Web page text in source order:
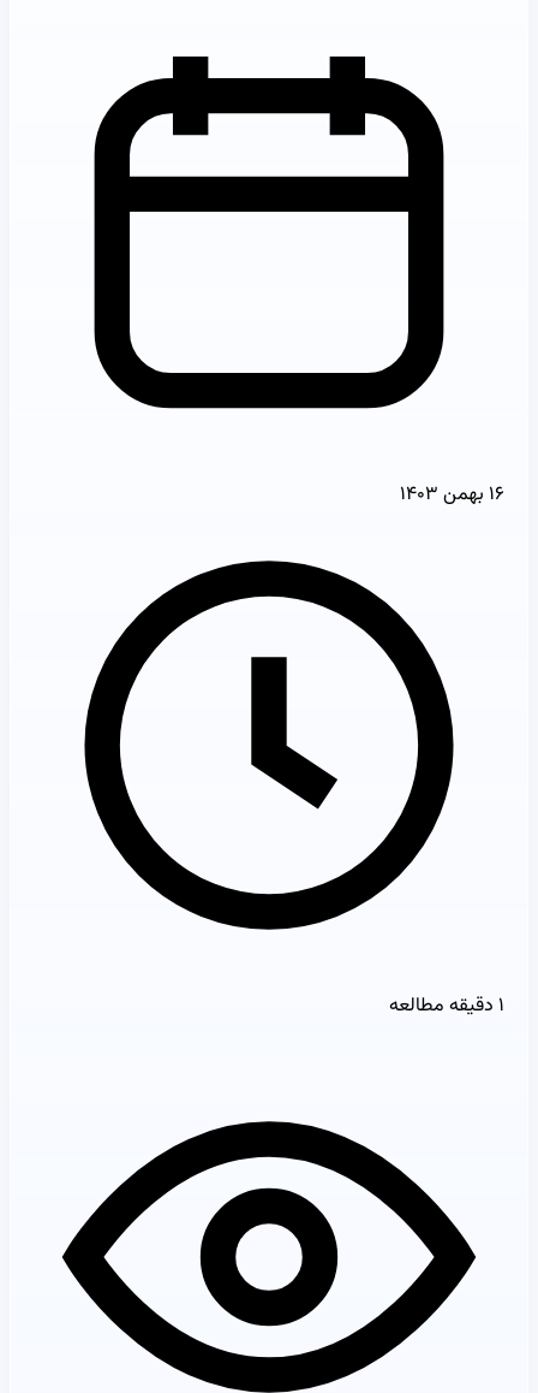
۱۶ بهمن ۱۴۰۳
۱ دقیقه مطالعه